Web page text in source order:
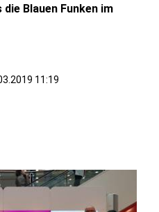
Blauen Funken im
11:19